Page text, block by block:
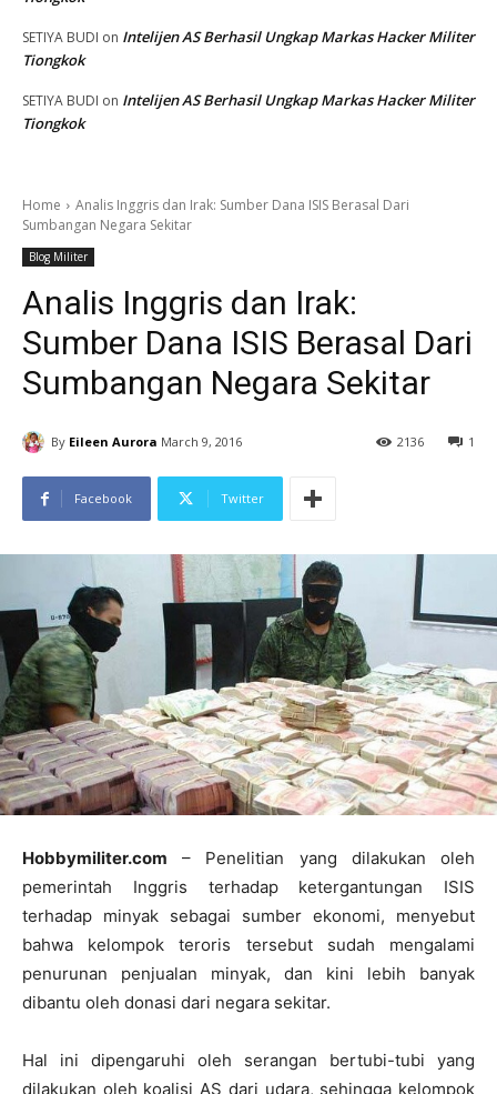
SETIYA BUDI on Intelijen AS Berhasil Ungkap Markas Hacker Militer
Tiongkok
SETIYA BUDI on Intelijen AS Berhasil Ungkap Markas Hacker Militer
Tiongkok